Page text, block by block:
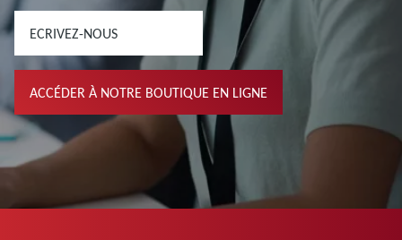
ECRIVEZ-NOUS
ACCÉDER À NOTRE BOUTIQUE EN LIGNE